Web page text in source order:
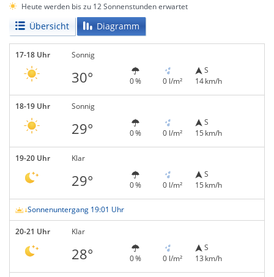
Heute werden bis zu 12 Sonnenstunden erwartet
Übersicht Diagramm
17-18 Uhr Sonnig
30° 0 % 0 l/m²
S
14 km/h
18-19 Uhr Sonnig
29° 0 % 0 l/m²
S
15 km/h
19-20 Uhr Klar
29° 0 % 0 l/m²
S
15 km/h
Sonnenuntergang 19:01 Uhr
20-21 Uhr Klar
28° 0 % 0 l/m²
S
13 km/h